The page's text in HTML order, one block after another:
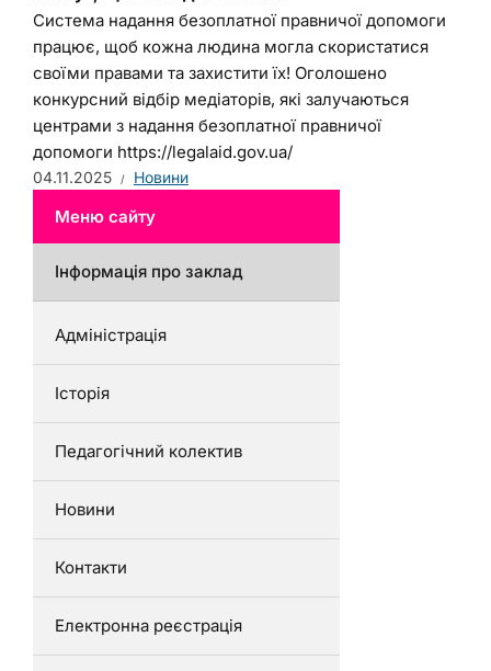
Система надання безоплатної правничої допомоги
працює, щоб кожна людина могла скористатися
своїми правами та захистити їх! Оголошено
конкурсний відбір медіаторів, які залучаються
центрами з надання безоплатної правничої
допомоги https://legalaid.gov.ua/
04.11.2025 Новини
Меню сайту
Інформація про заклад
Адміністрація
Історія
Педагогічний колектив
Новини
Контакти
Електронна реєстрація